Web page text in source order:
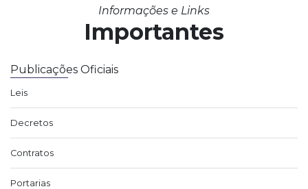
Informações e Links
Importantes
Publicações Oficiais
Leis
Decretos
Contratos
Portarias